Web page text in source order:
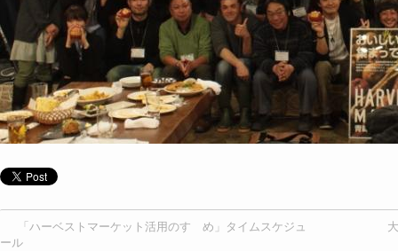
「ハーベストマーケット活用のすゝめ」タイムスケジュ
ール